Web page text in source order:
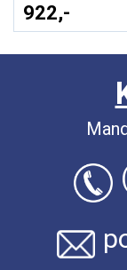
922,-